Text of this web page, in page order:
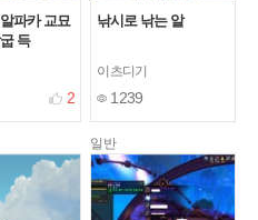
파카 교묘
득
2
낚시로 낚는 알
이츠디기
1239
일반